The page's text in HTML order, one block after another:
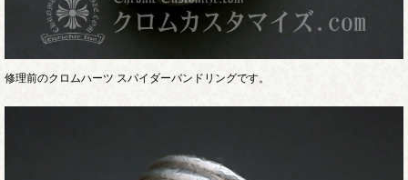
修理前のクロムハーツ スパイダーバンドリングです。